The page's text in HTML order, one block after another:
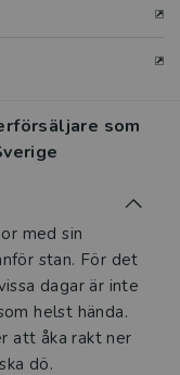
som
med sin
stan. För det
dagar är inte
helst hända.
att åka rakt ner
dö.